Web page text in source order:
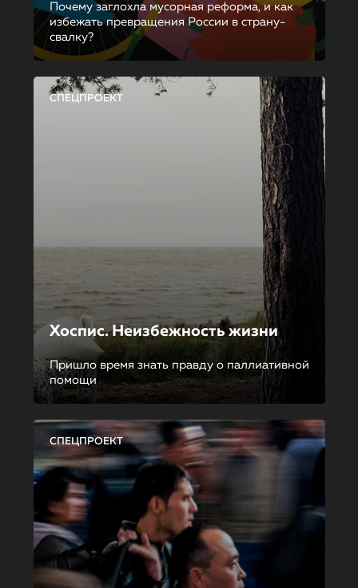
Почему заглохла мусорная реформа, и как
избежать превращения России в страну-
свалку?
СПЕЦПРОЕКТ
Хоспис. Неизбежность жизни
Пришло время знать правду о паллиативной
помощи
СПЕЦПРОЕКТ